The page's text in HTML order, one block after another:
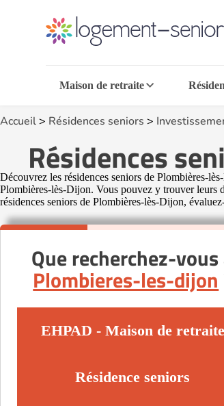
Maison de retraite
Accueil> Résidences seniors >
Résidences
Découvrez les résidences seniors de Plombières-
Plombières-lès-Dijon. Vous pouvez y trouver leurs
résidences seniors de Plombières-lès-Dijon,
Que recherchez-vous
Plombieres-les-dijon
EHPAD - Maison de retraite
Résidence seniors